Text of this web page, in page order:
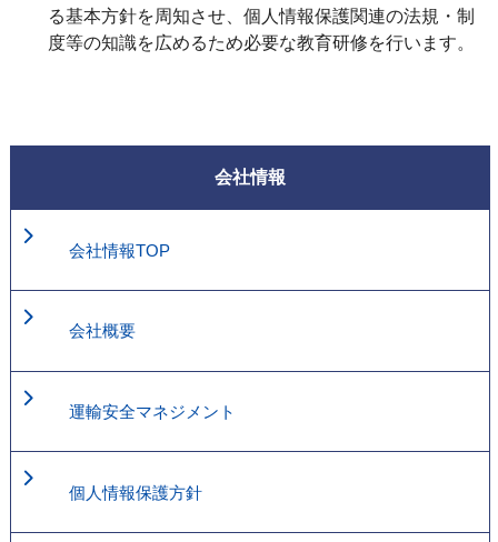
る基本方針を周知させ、個人情報保護関連の法規・制
度等の知識を広めるため必要な教育研修を行います。
会社情報
会社情報TOP
会社概要
運輸安全マネジメント
個人情報保護方針